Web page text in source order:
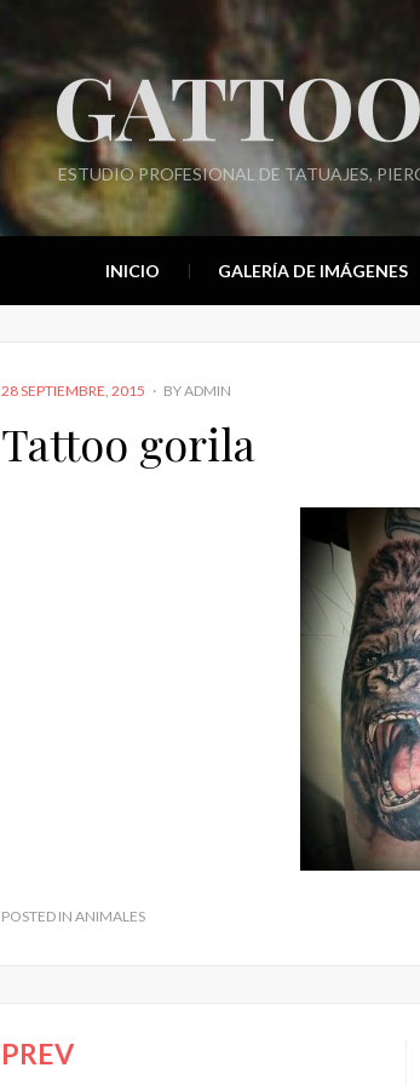
ESTUDIO PROFESIONAL DE TATUAJES,
INICIO GALERÍA DE IMÁGENES
POSTED
28 SEPTIEMBRE, 2015 BYADMIN
Tattoo gorila
POSTED IN ANIMALES
Navegación
PREV